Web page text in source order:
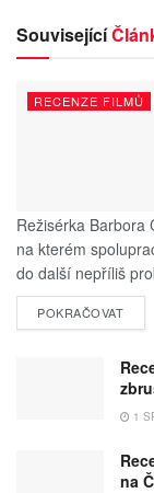
Související
RECENZE FILMŮ
Režisérka Barbora
na kterém
do další nepříliš
POKRAČOVAT
1
na